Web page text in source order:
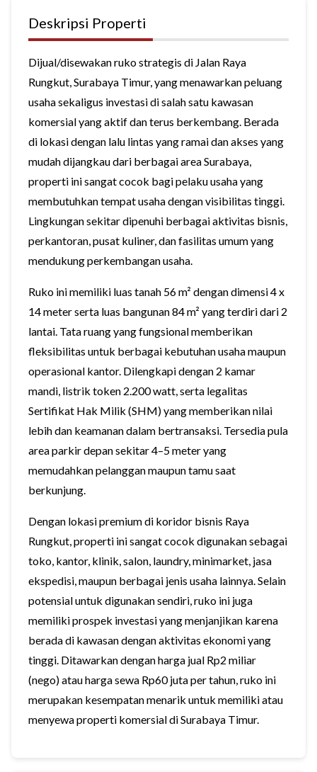
Deskripsi Properti
Dijual/disewakan ruko strategis di Jalan Raya
Rungkut, Surabaya Timur, yang menawarkan peluang
usaha sekaligus investasi di salah satu kawasan
komersial yang aktif dan terus berkembang. Berada
di lokasi dengan lalu lintas yang ramai dan akses yang
mudah dijangkau dari berbagai area Surabaya,
properti ini sangat cocok bagi pelaku usaha yang
membutuhkan tempat usaha dengan visibilitas tinggi.
Lingkungan sekitar dipenuhi berbagai aktivitas bisnis,
perkantoran, pusat kuliner, dan fasilitas umum yang
mendukung perkembangan usaha.
Ruko ini memiliki luas tanah 56 m² dengan dimensi 4 x
14 meter serta luas bangunan 84 m² yang terdiri dari 2
lantai. Tata ruang yang fungsional memberikan
fleksibilitas untuk berbagai kebutuhan usaha maupun
operasional kantor. Dilengkapi dengan 2 kamar
mandi, listrik token 2.200 watt, serta legalitas
Sertifikat Hak Milik (SHM) yang memberikan nilai
lebih dan keamanan dalam bertransaksi. Tersedia pula
area parkir depan sekitar 4–5 meter yang
memudahkan pelanggan maupun tamu saat
berkunjung.
Dengan lokasi premium di koridor bisnis Raya
Rungkut, properti ini sangat cocok digunakan sebagai
toko, kantor, klinik, salon, laundry, minimarket, jasa
ekspedisi, maupun berbagai jenis usaha lainnya. Selain
potensial untuk digunakan sendiri, ruko ini juga
memiliki prospek investasi yang menjanjikan karena
berada di kawasan dengan aktivitas ekonomi yang
tinggi. Ditawarkan dengan harga jual Rp2 miliar
(nego) atau harga sewa Rp60 juta per tahun, ruko ini
merupakan kesempatan menarik untuk memiliki atau
menyewa properti komersial di Surabaya Timur.